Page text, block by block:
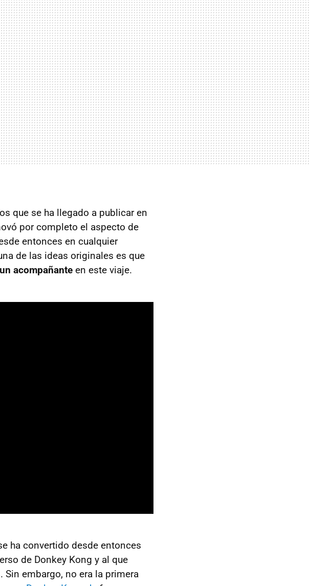
que se ha llegado a publicar en
por completo el aspecto de
entonces en cualquier
de las ideas originales es que
acompañante en este viaje.
ha convertido desde entonces
de Donkey Kong y al que
embargo, no era la primera